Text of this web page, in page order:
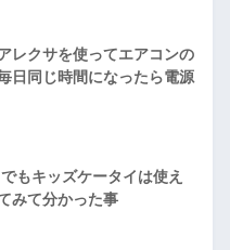
レクサを使ってエアコンの
日同じ時間になったら電源
もキッズケータイは使え
みて分かった事